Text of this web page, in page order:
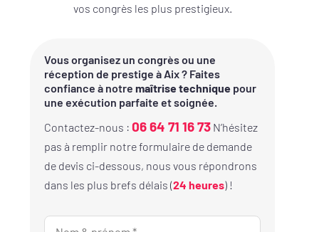
vos congrès les plus prestigieux.
Vous organisez un congrès ou une
réception de prestige à Aix ? Faites
confiance à notremaîtrise technique pour
une exécution parfaite et soignée.
Contactez-nous :06 64 71 16 73 N’hésitez
pas à remplir notre formulaire de demande
de devis ci-dessous, nous vous répondrons
dans les plus brefs délais (24 heures) !